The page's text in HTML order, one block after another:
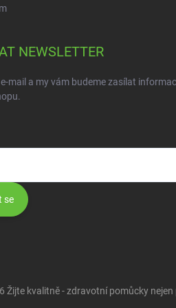
NEWSLETTER
mail a my vám budeme zasílat
se
Žijte kvalitně - zdravotní pomůcky nejen